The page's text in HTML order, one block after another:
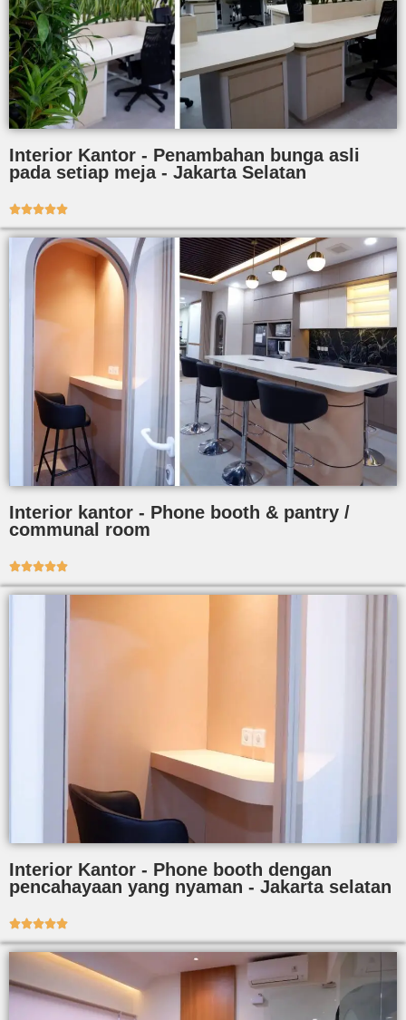
Interior Kantor - Penambahan bunga asli
pada setiap meja - Jakarta Selatan

Interior kantor - Phone booth & pantry /
communal room

Interior Kantor - Phone booth dengan
pencahayaan yang nyaman - Jakarta selatan
